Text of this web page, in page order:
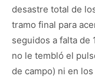
desastre total de
tramo final para
seguidos a falta de
no le tembló el
de campo) ni en